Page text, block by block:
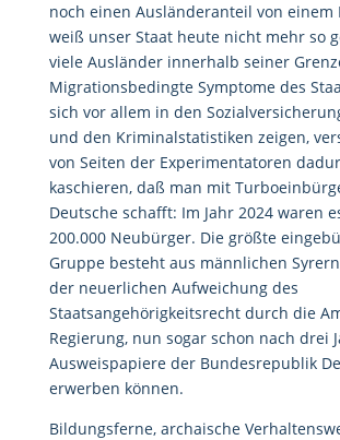
noch einen Ausländeranteil von einem
weiß unser Staat heute nicht mehr so
viele Ausländer innerhalb seiner
Migrationsbedingte Symptome des
sich vor allem in den
und den Kriminalstatistiken zeigen,
von Seiten der Experimentatoren
kaschieren, daß man mit
Deutsche schafft: Im Jahr 2024 waren
200.000 Neubürger. Die größte
Gruppe besteht aus männlichen
der neuerlichen Aufweichung des
Staatsangehörigkeitsrecht durch die
Regierung, nun sogar schon nach drei
Ausweispapiere der Bundesrepublik
erwerben können.
Bildungsferne, archaische